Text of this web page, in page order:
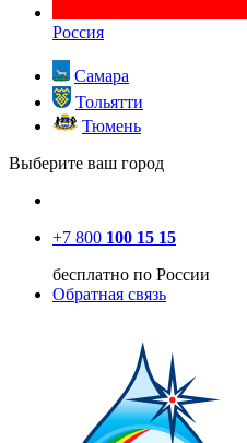
Россия
Самара
Тольятти
Тюмень
Выберите ваш город
+7 800 100 15 15
бесплатно по России
Обратная связь